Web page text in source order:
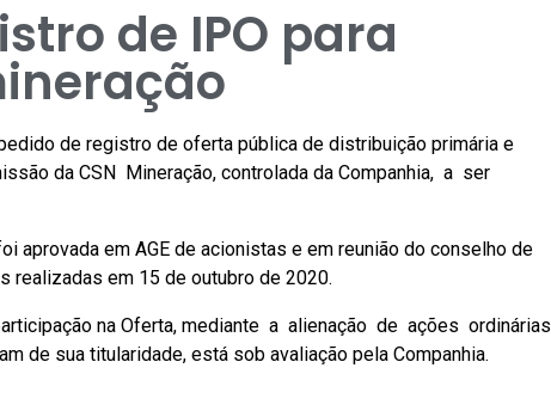
de IPO para
de registro de oferta pública de distribuição primária e
da CSN Mineração, controlada da Companhia, a ser
aprovada em AGE de acionistas e em reunião do conselho de
realizadas em 15 de outubro de 2020.
na Oferta, mediante a alienação de ações ordinárias
de sua titularidade, está sob avaliação pela Companhia.